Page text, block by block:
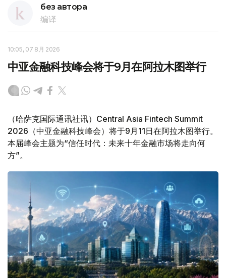
без автора
编译
10:05, 07 8月 2026
中亚金融科技峰会将于9月在阿拉木图举行
（哈萨克国际通讯社讯）Central Asia Fintech Summit
2026（中亚金融科技峰会）将于9月11日在阿拉木图举行。
本届峰会主题为“信任时代：未来十年金融市场将走向何
方”。